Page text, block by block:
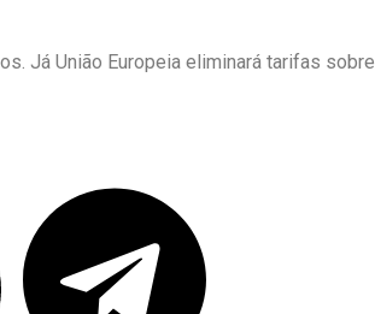
Já União Europeia eliminará tarifas sobre